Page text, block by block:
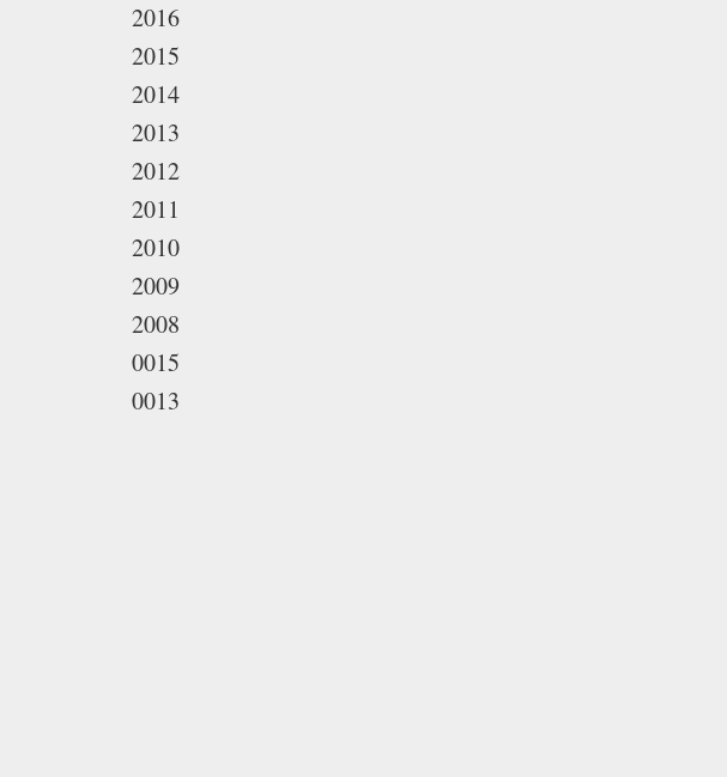
2016
2015
2014
2013
2012
2011
2010
2009
2008
0015
0013